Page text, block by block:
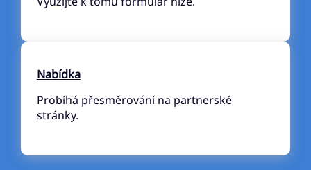
Nabídka
Probíhá přesměrování na partnerské
stránky.